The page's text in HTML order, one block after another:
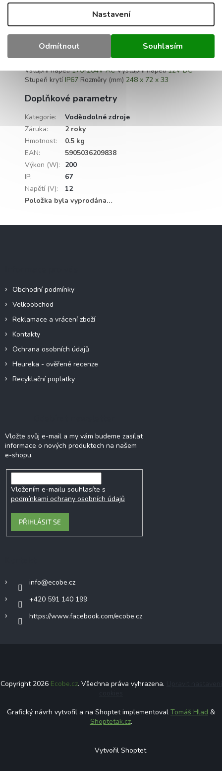
Nastavení
Odmítnout Souhlasím
reklam, ale i mnoha dalších zařízení pracujících na
Technické údaje: PREMIUM LINE
Maximální
napájení: 200W 16,67A Hermetický VodotěsnýZdroj
Vstupní napětí176-264V ACVýstupní napětí12V DC
Stupeň krytí IP67 Rozměry (mm) 248 x 72 x 33
Doplňkové parametry
Kategorie:
Voděodolné zdroje
Záruka:
2 roky
Hmotnost:
0.5 kg
EAN:
5905036209838
Výkon (W):
200
IP:
67
Napětí (V):
12
Položka byla vyprodána…
Obchodní podmínky
Velkoobchod
Reklamace a vrácení zboží
Kontakty
Ochrana osobních údajů
Heureka - ověřené recenze
Recyklační poplatky
Vložte svůj e-mail a my vám budeme zasílat
informace o nových produktech na našem
e-shopu.
Vložením e-mailu souhlasíte s
podmínkami ochrany osobních údajů
PŘIHLÁSIT SE
info@ecobe.cz
+420 591 140 199
https://www.facebook.com/ecobe.cz
Copyright 2026 Ecobe.cz. Všechna práva vyhrazena.
Grafický návrh vytvořil a na Shoptet implementoval Tomáš Hlad &
Shoptetak.cz.
Vytvořil Shoptet